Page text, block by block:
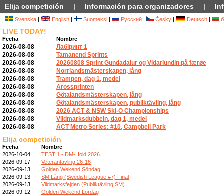
Elija competición | Información para organizadores |
| Svenska | English | Suomeksi | Русский | Česky | Deutsch |
LIVE TODAY!
Fecha Nombre
2026-08-08
Лабіринт 1
2026-08-08
Tamanend Sprints
2026-08-08
20260808 Sprint Gundadalur og Vidarlundin på færøe
2026-08-08
Norrlandsmästerskapen, lång
2026-08-08
Trampen, dag 1, medel
2026-08-08
Arossprinten
2026-08-08
Götalandsmästerskapen, lång
2026-08-08
Götalandsmästerskapen, publiktävling, lång
2026-08-08
2026 ACT & NSW Ski-O Championships
2026-08-08
Vildmarksdubbeln, dag 1, medel
2026-08-08
ACT Metro Series: #10, Campbell Park
Elija competición
Fecha
Nombre
2026-10-04
TEST 1 - DM-Hold 2026
2026-09-17
Veterantävling 26-16
2026-09-13
Golden Wekend Söndag
2026-09-13
SM Lång (Swedish League #7) Final
2026-09-13
Vildmarksfejden (Publiktävling SM)
2026-09-12
Golden Wekend Lördag